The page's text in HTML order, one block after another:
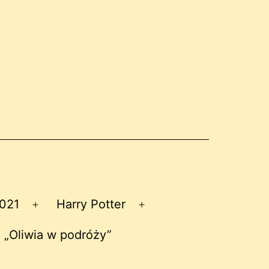
Rozwiń
menu
Harry Potter
w podróży”